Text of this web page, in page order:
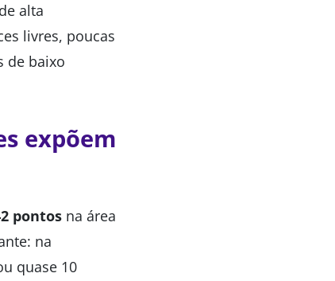
alta
livres, poucas
de baixo
expõem
pontos na área
na
quase 10